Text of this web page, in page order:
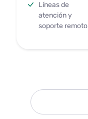
Líneas de
atención y
soporte remoto